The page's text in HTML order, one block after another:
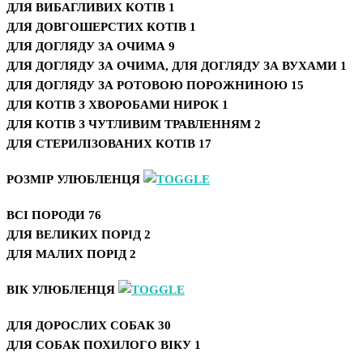
ДЛЯ ВИБАГЛИВИХ КОТІВ 1
ДЛЯ ДОВГОШЕРСТИХ КОТІВ 1
ДЛЯ ДОГЛЯДУ ЗА ОЧИМА 9
ДЛЯ ДОГЛЯДУ ЗА ОЧИМА, ДЛЯ ДОГЛЯДУ ЗА ВУХАМИ 1
ДЛЯ ДОГЛЯДУ ЗА РОТОВОЮ ПОРОЖНИНОЮ 15
ДЛЯ КОТІВ З ХВОРОБАМИ НИРОК 1
ДЛЯ КОТІВ З ЧУТЛИВИМ ТРАВЛЕННЯМ 2
ДЛЯ СТЕРИЛІЗОВАНИХ КОТІВ 17
РОЗМІР УЛЮБЛЕНЦЯ
ВСІ ПОРОДИ 76
ДЛЯ ВЕЛИКИХ ПОРІД 2
ДЛЯ МАЛИХ ПОРІД 2
ВІК УЛЮБЛЕНЦЯ
ДЛЯ ДОРОСЛИХ СОБАК 30
ДЛЯ СОБАК ПОХИЛОГО ВІКУ 1